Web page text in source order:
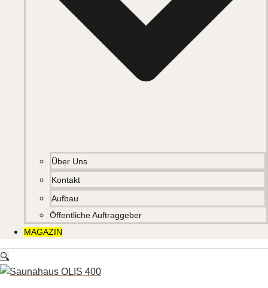
Über Uns
Kontakt
Aufbau
Öffentliche Auftraggeber
MAGAZIN
🔍